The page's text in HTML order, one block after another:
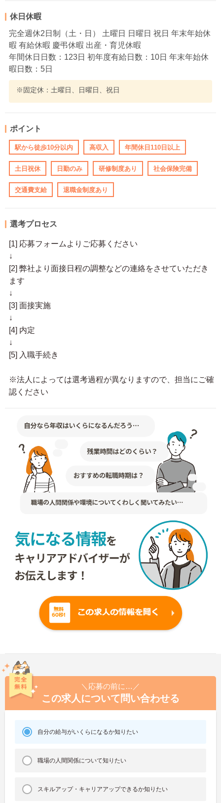
休日休暇
完全週休2日制（土・日） 土曜日 日曜日 祝日 年末年始休
暇 有給休暇 慶弔休暇 出産・育児休暇
年間休日日数：123日 初年度有給日数：10日 年末年始休
暇日数：5日
※固定休：土曜日、日曜日、祝日
ポイント
駅から徒歩10分以内 高収入 年間休日110日以上
土日祝休 日勤のみ 研修制度あり 社会保険完備
交通費支給 退職金制度あり
選考プロセス
[1] 応募フォームよりご応募ください
↓
[2] 弊社より面接日程の調整などの連絡をさせていただき
ます
↓
[3] 面接実施
↓
[4] 内定
↓
[5] 入職手続き
※法人によっては選考過程が異なりますので、担当にご確
認ください
＼応募の前に…／
この求人について問い合わせる
自分の給与がいくらになるか知りたい
職場の人間関係について知りたい
スキルアップ・キャリアアップできるか知りたい